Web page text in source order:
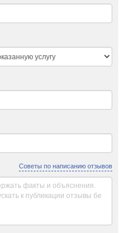
Советы по написанию отзывов